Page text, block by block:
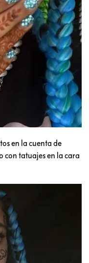
en la cuenta de
con tatuajes en la cara